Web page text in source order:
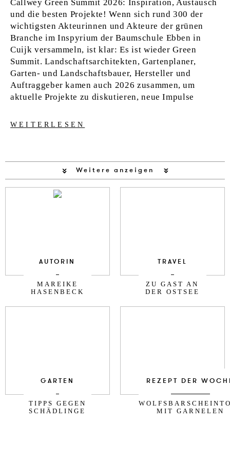
Callwey Green Summit 2026: Inspiration, Austausch
und die besten Projekte! Wenn sich rund 300 der
wichtigsten Akteurinnen und Akteure der grünen
Branche im Inspyrium der Baumschule Ebben in
Cuijk versammeln, ist klar: Es ist wieder Green
Summit. Landschaftsarchitekten, Gartenplaner,
Garten- und Landschaftsbauer, Hersteller und
Auftraggeber kamen auch 2026 zusammen, um
aktuelle Projekte zu diskutieren, neue Impulse
WEITERLESEN
Weitere anzeigen
AUTORIN
MAREIKE
HASENBECK
TRAVEL
ZU GAST AN
DER OSTSEE
GARTEN
TIPPS GEGEN
SCHÄDLINGE
REZEPT DER
MIT GARNELEN